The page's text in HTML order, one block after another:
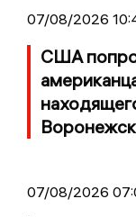
07/08/2026
США
07/08/2026